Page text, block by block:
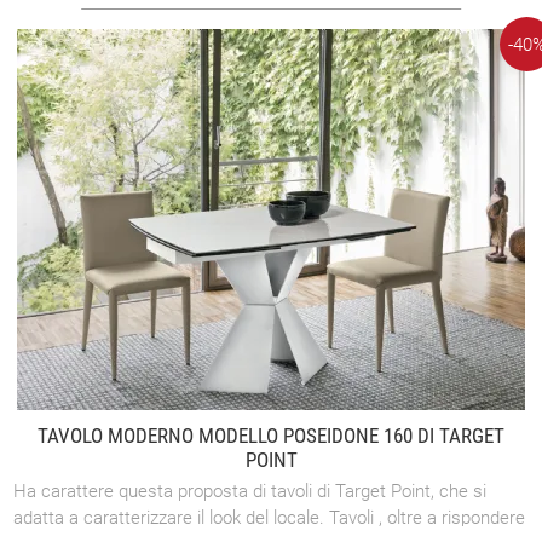
TAVOLO MODERNO MODELLO POSEIDONE 160 DI TARGET
POINT
Ha carattere questa proposta di tavoli di Target Point, che si
adatta a caratterizzare il look del locale. Tavoli , oltre a rispondere
-